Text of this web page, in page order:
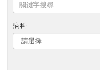
鍵
字
搜
病科